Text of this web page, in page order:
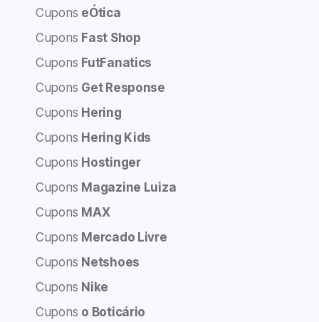
Cupons eÓtica
Cupons Fast Shop
Cupons FutFanatics
Cupons Get Response
Cupons Hering
Cupons Hering Kids
Cupons Hostinger
Cupons Magazine Luiza
Cupons MAX
Cupons Mercado Livre
Cupons Netshoes
Cupons Nike
Cupons o Boticário